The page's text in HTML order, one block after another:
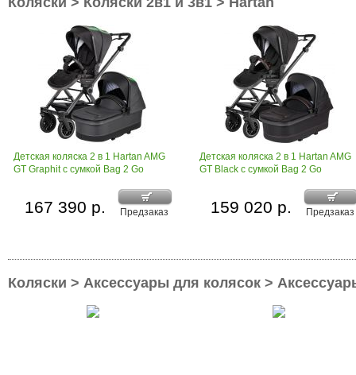
Детская коляска 2 в 1 Hartan AMG
GT Graphit с сумкой Bag 2 Go
Предзаказ
167 390 р.
Детская коляска 2 в 1 Hartan AMG
GT Black с сумкой Bag 2 Go
Предзаказ
159 020 р.
Коляски > Аксессуары для колясок >